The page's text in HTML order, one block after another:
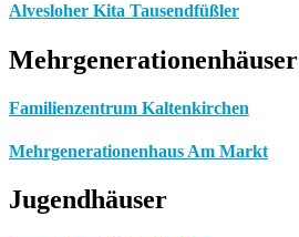
Alvesloher Kita Tausendfüßler
Mehrgenerationenhäuser
Familienzentrum Kaltenkirchen
Mehrgenerationenhaus Am Markt
Jugendhäuser